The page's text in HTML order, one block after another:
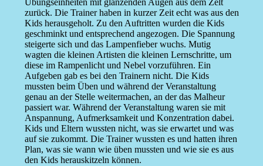
Übungseinheiten mit glänzenden Augen aus dem Zelt
zurück. Die Trainer haben in kurzer Zeit echt was aus den
Kids herausgeholt. Zu den Auftritten wurden die Kids
geschminkt und entsprechend angezogen. Die Spannung
steigerte sich und das Lampenfieber wuchs. Mutig
wagten die kleinen Artisten die kleinen Lernschritte, um
diese im Rampenlicht und Nebel vorzuführen. Ein
Aufgeben gab es bei den Trainern nicht. Die Kids
mussten beim Üben und während der Veranstaltung
genau an der Stelle weitermachen, an der das Malheur
passiert war. Während der Veranstaltung waren sie mit
Anspannung, Aufmerksamkeit und Konzentration dabei.
Kids und Eltern wussten nicht, was sie erwartet und was
auf sie zukommt. Die Trainer wussten es und hatten ihren
Plan, was sie wann wie üben mussten und wie sie es aus
den Kids herauskitzeln können.